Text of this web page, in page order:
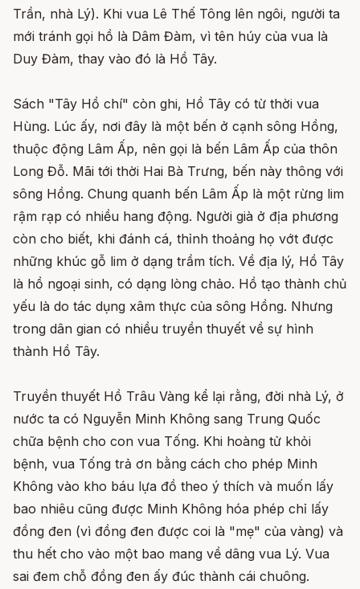
Trần, nhà Lý). Khi vua Lê Thế Tông lên ngôi, người ta
mới tránh gọi hồ là Dâm Đàm, vì tên húy của vua là
Duy Đàm, thay vào đó là Hồ Tây.
Sách "Tây Hồ chí" còn ghi, Hồ Tây có từ thời vua
Hùng. Lúc ấy, nơi đây là một bến ở cạnh sông Hồng,
thuộc động Lâm Ấp, nên gọi là bến Lâm Ấp của thôn
Long Đỗ. Mãi tới thời Hai Bà Trưng, bến này thông với
sông Hồng. Chung quanh bến Lâm Ấp là một rừng lim
rậm rạp có nhiều hang động. Người già ở địa phương
còn cho biết, khi đánh cá, thỉnh thoảng họ vớt được
những khúc gỗ lim ở dạng trầm tích. Về địa lý, Hồ Tây
là hồ ngoại sinh, có dạng lòng chảo. Hồ tạo thành chủ
yếu là do tác dụng xâm thực của sông Hồng. Nhưng
trong dân gian có nhiều truyền thuyết về sự hình
thành Hồ Tây.
Truyền thuyết Hồ Trâu Vàng kể lại rằng, đời nhà Lý, ở
nước ta có Nguyễn Minh Không sang Trung Quốc
chữa bệnh cho con vua Tống. Khi hoàng tử khỏi
bệnh, vua Tống trả ơn bằng cách cho phép Minh
Không vào kho báu lựa đồ theo ý thích và muốn lấy
bao nhiêu cũng được Minh Không hóa phép chỉ lấy
đồng đen (vì đồng đen được coi là "mẹ" của vàng) và
thu hết cho vào một bao mang về dâng vua Lý. Vua
sai đem chỗ đồng đen ấy đúc thành cái chuông.